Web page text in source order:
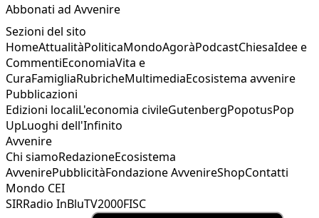
Abbonati ad Avvenire
Sezioni del sito
HomeAttualitàPoliticaMondoAgoràPodcastChiesaIdee e
CommentiEconomiaVita e
CuraFamigliaRubricheMultimediaEcosistema avvenire
Pubblicazioni
Edizioni localiL'economia civileGutenbergPopotusPop
UpLuoghi dell'Infinito
Avvenire
Chi siamoRedazioneEcosistema
AvvenirePubblicitàFondazione AvvenireShopContatti
Mondo CEI
SIRRadio InBluTV2000FISC